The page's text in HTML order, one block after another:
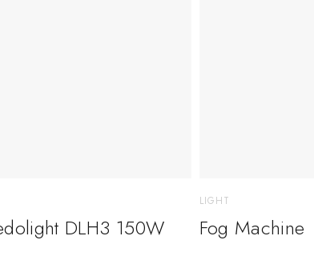
DLH3 150W
LIGHT
Fog Machine